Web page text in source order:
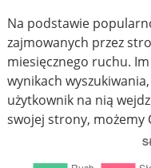
Na podstawie
zajmowanych przez
miesięcznego ruchu.
wynikach
użytkownik na nią
swojej strony, możemy